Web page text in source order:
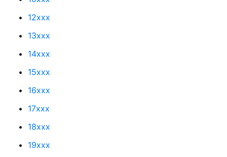
12xxx
13xxx
14xxx
15xxx
16xxx
17xxx
18xxx
19xxx